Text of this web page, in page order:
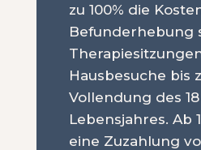
zu 100% die
Befunderhebung
Hausbesuche bis
Vollendung des 18
Lebensjahres. Ab
eine Zuzahlung